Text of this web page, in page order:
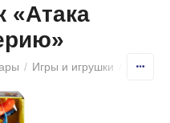
«Атака
/ Игры и игрушки